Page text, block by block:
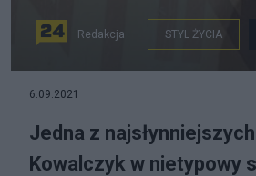
Redakcja STYL ŻYCIA
6.09.2021
Jedna z
Kowalczyk w nietypowy